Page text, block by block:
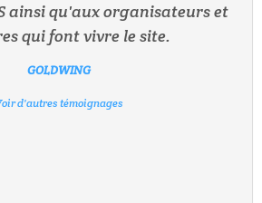
ainsi qu'aux organisateurs et
qui font vivre le site.
GOLDWING
d'autres témoignages
idées très intéressantes à
Un grand BRAVO pour
travail déjà fourni ainsi
Bonne continuation
RANDORANDO
LOLOME
Voir d'autres témoignages
WILLIAMS
MITCH13